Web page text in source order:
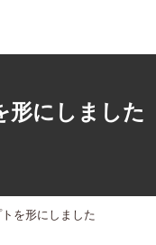
形にしました
を形にしました